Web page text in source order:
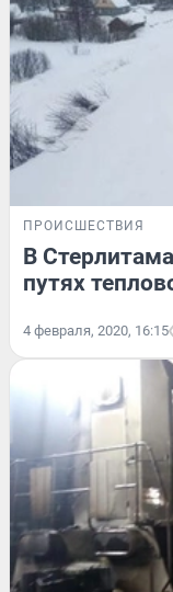
ПРОИСШЕСТВИЯ
В
путях
4 февраля, 2020, 16:15